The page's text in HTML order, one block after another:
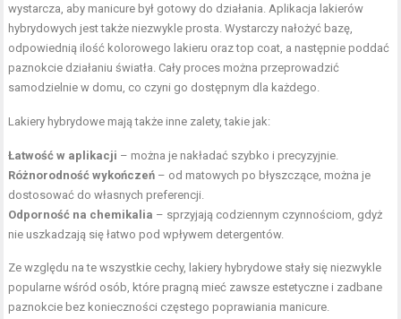
wystarcza, aby manicure był gotowy do działania. Aplikacja lakierów
hybrydowych jest także niezwykle prosta. Wystarczy nałożyć bazę,
odpowiednią ilość kolorowego lakieru oraz top coat, a następnie poddać
paznokcie działaniu światła. Cały proces można przeprowadzić
samodzielnie w domu, co czyni go dostępnym dla każdego.
Lakiery hybrydowe mają także inne zalety, takie jak:
Łatwość w aplikacji – można je nakładać szybko i precyzyjnie.
Różnorodność wykończeń – od matowych po błyszczące, można je
dostosować do własnych preferencji.
Odporność na chemikalia – sprzyjają codziennym czynnościom, gdyż
nie uszkadzają się łatwo pod wpływem detergentów.
Ze względu na te wszystkie cechy, lakiery hybrydowe stały się niezwykle
popularne wśród osób, które pragną mieć zawsze estetyczne i zadbane
paznokcie bez konieczności częstego poprawiania manicure.